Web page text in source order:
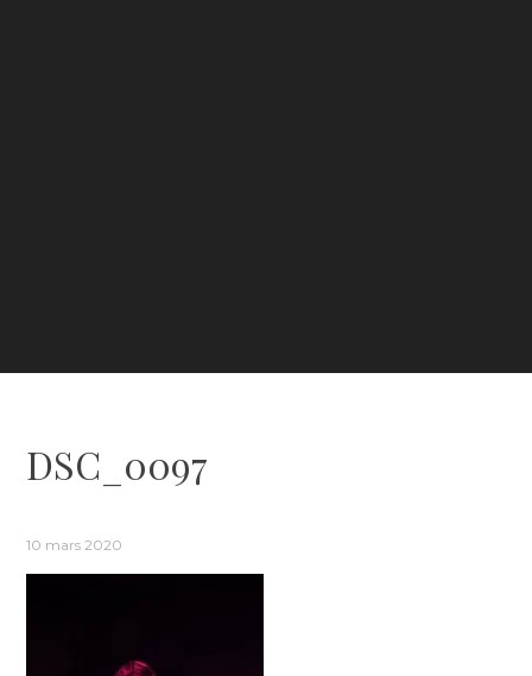
DSC_0097
10 mars 2020